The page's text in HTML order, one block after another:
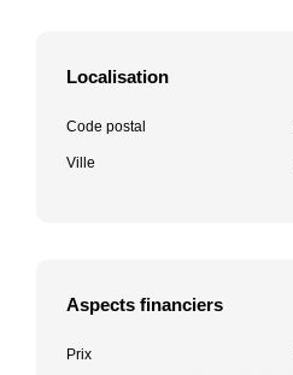
Localisation
Code postal
Ville
Aspects financiers
Prix